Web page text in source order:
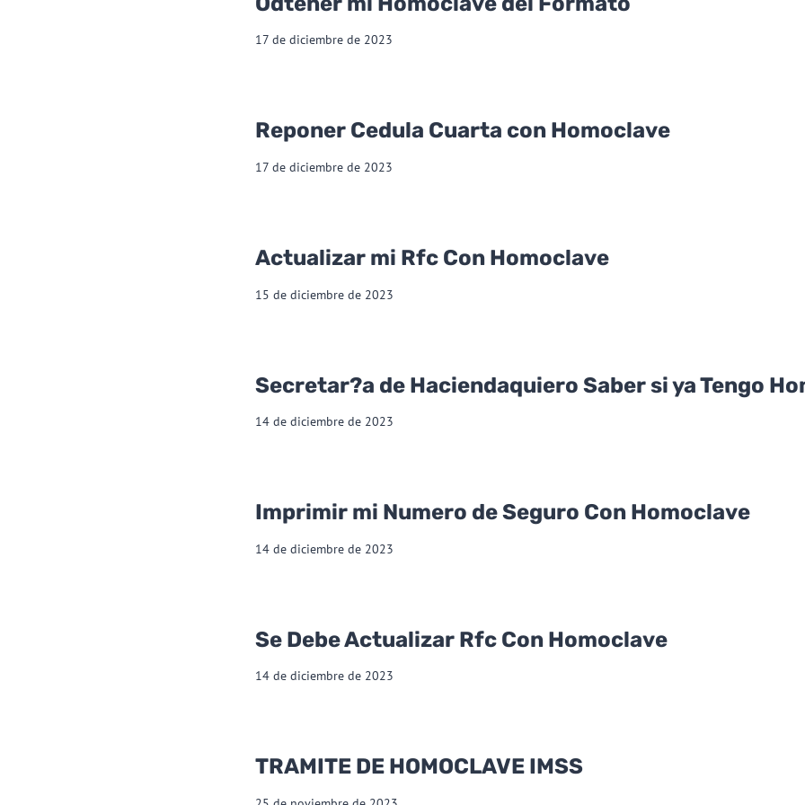
17 de diciembre de 2023
Reponer Cedula Cuarta con Homoclave
17 de diciembre de 2023
Actualizar mi Rfc Con Homoclave
15 de diciembre de 2023
Secretar?a de Haciendaquiero Saber si ya Tengo
14 de diciembre de 2023
Imprimir mi Numero de Seguro Con Homoclave
14 de diciembre de 2023
Se Debe Actualizar Rfc Con Homoclave
14 de diciembre de 2023
TRAMITE DE HOMOCLAVE IMSS